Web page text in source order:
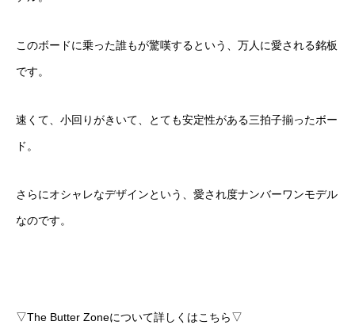
このボードに乗った誰もが驚嘆するという、万人に愛される銘板
です。
速くて、小回りがきいて、とても安定性がある三拍子揃ったボー
ド。
さらにオシャレなデザインという、愛され度ナンバーワンモデル
なのです。
▽The Butter Zoneについて詳しくはこちら▽